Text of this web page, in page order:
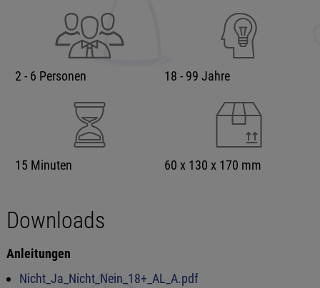
2 - 6 Personen 18 - 99 Jahre
15 Minuten 60 x 130 x 170 mm
Downloads
Anleitungen
Nicht_Ja_Nicht_Nein_18+_AL_A.pdf